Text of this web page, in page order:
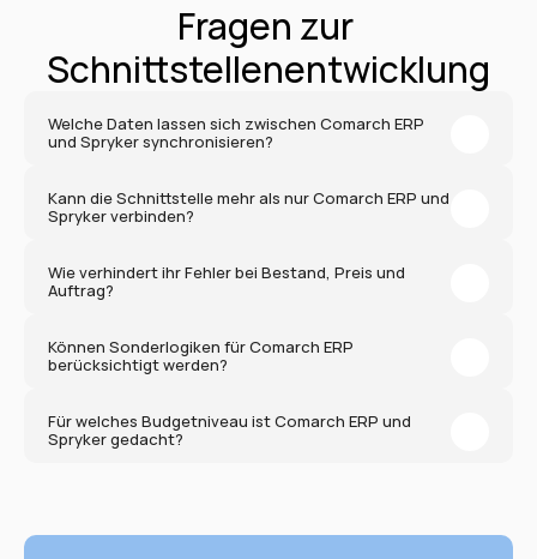
Fragen zur
Schnittstellenentwicklung
Welche Daten lassen sich zwischen Comarch ERP
und Spryker synchronisieren?
Kann die Schnittstelle mehr als nur Comarch ERP und
Spryker verbinden?
Wie verhindert ihr Fehler bei Bestand, Preis und
Auftrag?
Können Sonderlogiken für Comarch ERP
berücksichtigt werden?
Für welches Budgetniveau ist Comarch ERP und
Spryker gedacht?